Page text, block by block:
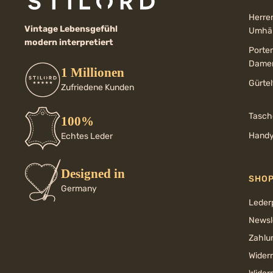
Vintage Lebensgefühl
modern interpretiert
1 Millionen
Zufriedene Kunden
100%
Echtes Leder
Designed in
Germany